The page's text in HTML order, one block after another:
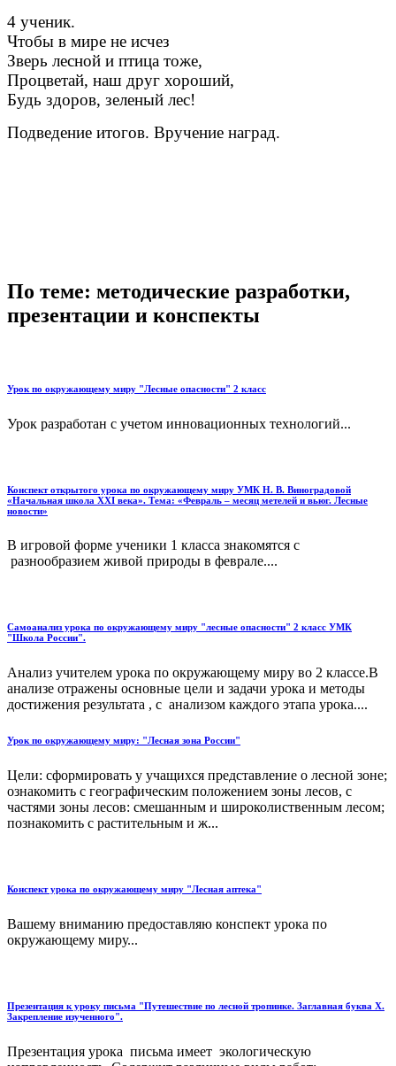
4 ученик.
Чтобы в мире не исчез
Зверь лесной и птица тоже,
Процветай, наш друг хороший,
Будь здоров, зеленый лес!
Подведение итогов. Вручение наград.
По теме: методические разработки,
презентации и конспекты
Урок по окружающему миру "Лесные опасности" 2 класс
Урок разработан с учетом инновационных технологий...
Конспект открытого урока по окружающему миру УМК Н. В. Виноградовой
«Начальная школа XXI века». Тема: «Февраль – месяц метелей и вьюг. Лесные
новости»
В игровой форме ученики 1 класса знакомятся с
разнообразием живой природы в феврале....
Самоанализ урока по окружающему миру "лесные опасности" 2 класс УМК
"Школа России".
Анализ учителем урока по окружающему миру во 2 классе.В
анализе отражены основные цели и задачи урока и методы
достижения результата , с анализом каждого этапа урока....
Урок по окружающему миру: "Лесная зона России"
Цели: сформировать у учащихся представление о лесной зоне;
ознако­мить с географическим положением зоны лесов, с
частями зоны лесов: смешанным и широколиственным лесом;
познакомить с расти­тельным и ж...
Конспект урока по окружающему миру "Лесная аптека"
Вашему вниманию предоставляю конспект урока по
окружающему миру...
Презентация к уроку письма "Путешествие по лесной тропинке. Заглавная буква Х.
Закрепление изученного".
Презентация урока письма имеет экологическую